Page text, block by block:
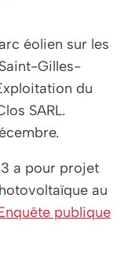
éolien sur les
Gilles-
du
SARL.
a pour projet
au
publique